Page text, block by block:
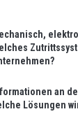
an
Lösungen